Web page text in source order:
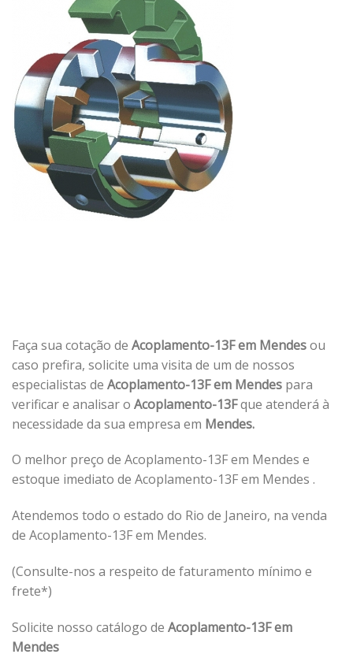
Faça sua cotação de Acoplamento-13F em Mendesou
caso prefira, solicite uma visita de um de nossos
especialistas de Acoplamento-13F em Mendes para
verificar e analisar o Acoplamento-13Fque atenderá à
necessidade da sua empresa em Mendes.
O melhor preço de Acoplamento-13F em Mendes e
estoque imediato de Acoplamento-13F em Mendes .
Atendemos todo o estado do Rio de Janeiro, na venda
de Acoplamento-13F em Mendes.
(Consulte-nos a respeito de faturamento mínimo e
frete*)
Solicite nosso catálogo de Acoplamento-13F em
Mendes